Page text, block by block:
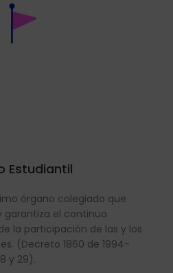
Estudiantil
órgano colegiado que
garantiza el continuo
la participación de las y los
(Decreto 1860 de 1994-
y 29).